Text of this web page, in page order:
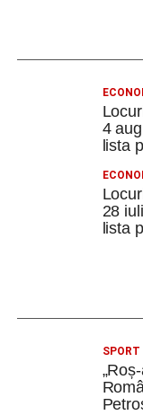
4
lista
28
lista
SPORT